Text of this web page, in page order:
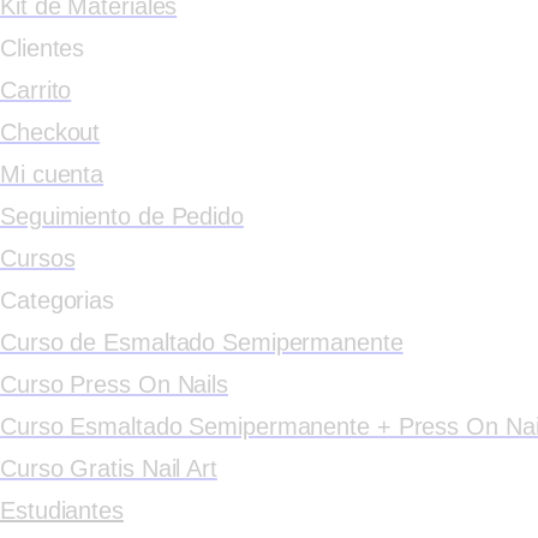
Kit de Materiales
Clientes
Carrito
Checkout
Mi cuenta
Seguimiento de Pedido
Cursos
Categorias
Curso de Esmaltado Semipermanente
Curso Press On Nails
Curso Esmaltado Semipermanente + Press On
Curso Gratis Nail Art
Estudiantes